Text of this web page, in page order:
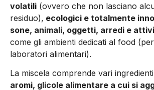
volatili (ovvero che non lasciano
residuo), ecologici e totalmente
sone, animali, oggetti, arredi e
come gli ambienti dedicati al food
laboratori alimentari).
La miscela comprende vari
aromi, glicole alimentare a cui si